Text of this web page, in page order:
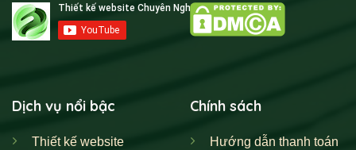
Dịch vụ nổi bậc
Thiết kế website
Chính sách
Hướng dẫn thanh toán